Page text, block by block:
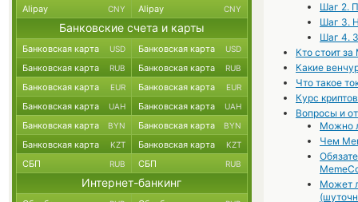
Шаг 2.
Шаг 3.
Шаг 4.
Кто стоит за
Какие
Что такое
Курс
Вопросы и
Можно
Чем
Может
Alipay CNY Alipay CNY
Банковские счета и карты
Банковская карта USD Банковская карта USD
Банковская карта RUB Банковская карта RUB
Банковская карта EUR Банковская карта EUR
Банковская карта UAH Банковская карта UAH
Банковская карта BYN Банковская карта BYN
Банковская карта KZT Банковская карта KZT
СБП RUB СБП RUB
Интернет-банкинг